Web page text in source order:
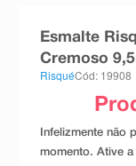
Esmalte
Cremoso
RisquéCód: 19908
absorvente
ºshampoo